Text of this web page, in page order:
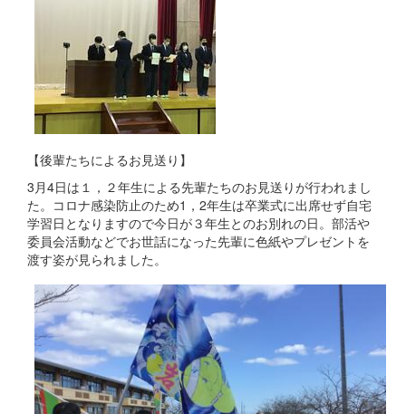
【後輩たちによるお見送り】
3月4日は１，２年生による先輩たちのお見送りが行われまし
た。コロナ感染防止のため1，2年生は卒業式に出席せず自宅
学習日となりますので今日が３年生とのお別れの日。部活や
委員会活動などでお世話になった先輩に色紙やプレゼントを
渡す姿が見られました。